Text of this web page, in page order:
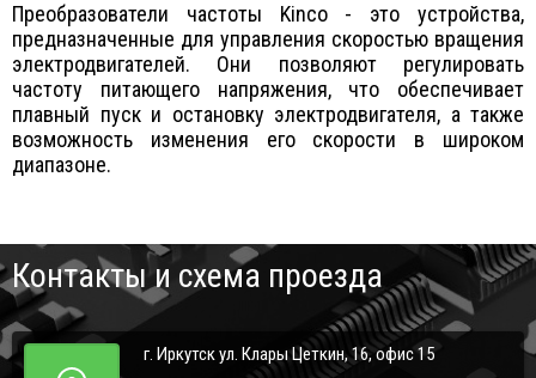
Преобразователи частоты Kinco - это устройства,
предназначенные для управления скоростью вращения
электродвигателей. Они позволяют регулировать
частоту питающего напряжения, что обеспечивает
плавный пуск и остановку электродвигателя, а также
возможность изменения его скорости в широком
диапазоне.
Контакты и схема проезда
г. Иркутск ул. Клары Цеткин, 16, офис 15